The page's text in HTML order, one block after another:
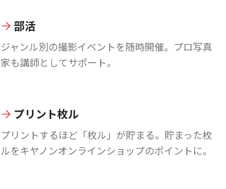
部活
ジャンル別の撮影イベントを随時開催。プロ写真
家も講師としてサポート。
プリント枚ル
プリントするほど「枚ル」が貯まる。貯まった枚
ルをキヤノンオンラインショップのポイントに。